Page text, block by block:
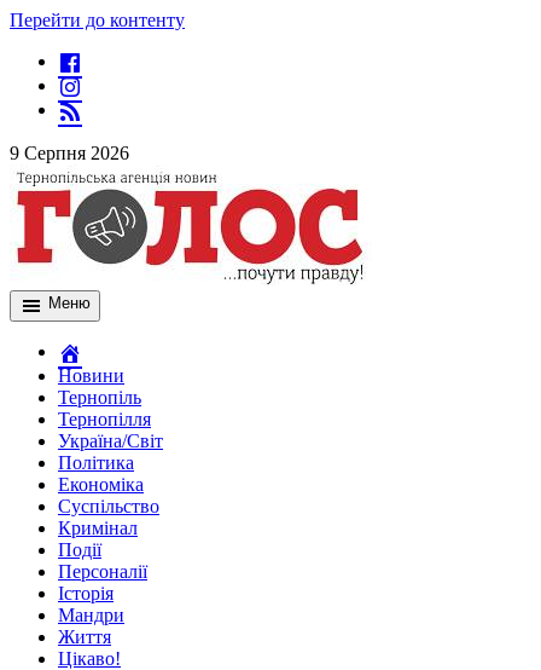
Перейти до контенту
9 Серпня 2026
Меню
Новини
Тернопіль
Тернопілля
Україна/Світ
Політика
Економіка
Суспільство
Кримінал
Події
Персоналії
Історія
Мандри
Життя
Цікаво!